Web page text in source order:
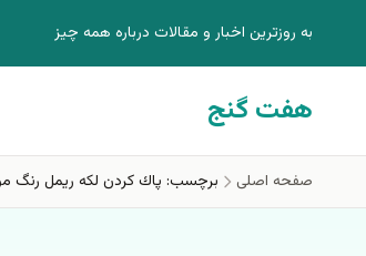
به روزترين اخبار و مقالات درباره همه چيز
هفت گنج
صفحه اصلی برچسب: پاك كردن لكه ريمل رنگ